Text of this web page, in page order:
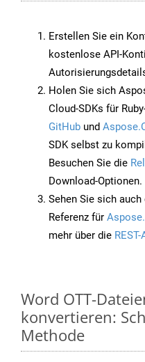
Erstellen Sie ein
kostenlose API-
Holen Sie sich
Cloud-SDKs für
GitHub und
SDK selbst zu
Besuchen Sie die
Download-Optionen.
Sehen Sie sich
Referenz für
mehr über die REST-
Word OTT-
konvertieren:
Methode